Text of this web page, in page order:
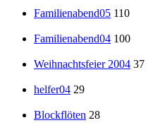
Familienabend05 110
Familienabend04 100
Weihnachtsfeier 2004 37
helfer04 29
Blockflöten 28